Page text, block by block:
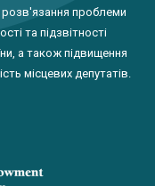
розв'язання проблеми
та підзвітності
а також підвищення
місцевих депутатів.